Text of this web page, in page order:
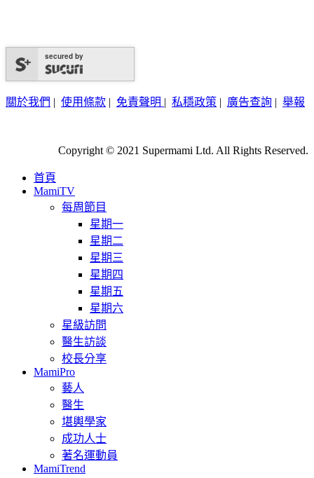
secured by
關於我們 | 使用條款 | 免責聲明 | 私穩政策 | 廣告查詢 | 舉報
Copyright © 2021 Supermami Ltd. All Rights Reserved.
首頁
MamiTV
每周節目
星期一
星期二
星期三
星期四
星期五
星期六
星級訪問
醫生訪談
校長分享
MamiPro
藝人
醫生
堪輿學家
成功人士
著名運動員
MamiTrend